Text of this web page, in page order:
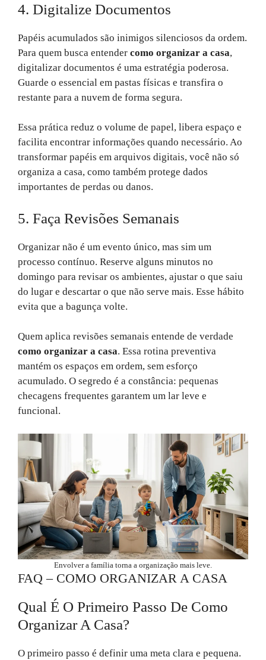
4. Digitalize Documentos
Papéis acumulados são inimigos silenciosos da ordem.
Para quem busca entender como organizar a casa,
digitalizar documentos é uma estratégia poderosa.
Guarde o essencial em pastas físicas e transfira o
restante para a nuvem de forma segura.
Essa prática reduz o volume de papel, libera espaço e
facilita encontrar informações quando necessário. Ao
transformar papéis em arquivos digitais, você não só
organiza a casa, como também protege dados
importantes de perdas ou danos.
5. Faça Revisões Semanais
Organizar não é um evento único, mas sim um
processo contínuo. Reserve alguns minutos no
domingo para revisar os ambientes, ajustar o que saiu
do lugar e descartar o que não serve mais. Esse hábito
evita que a bagunça volte.
Quem aplica revisões semanais entende de verdade
como organizar a casa. Essa rotina preventiva
mantém os espaços em ordem, sem esforço
acumulado. O segredo é a constância: pequenas
checagens frequentes garantem um lar leve e
funcional.
Envolver a família torna a organização mais leve.
FAQ – COMO ORGANIZAR A CASA
Qual É O Primeiro Passo De Como
Organizar A Casa?
O primeiro passo é definir uma meta clara e pequena.